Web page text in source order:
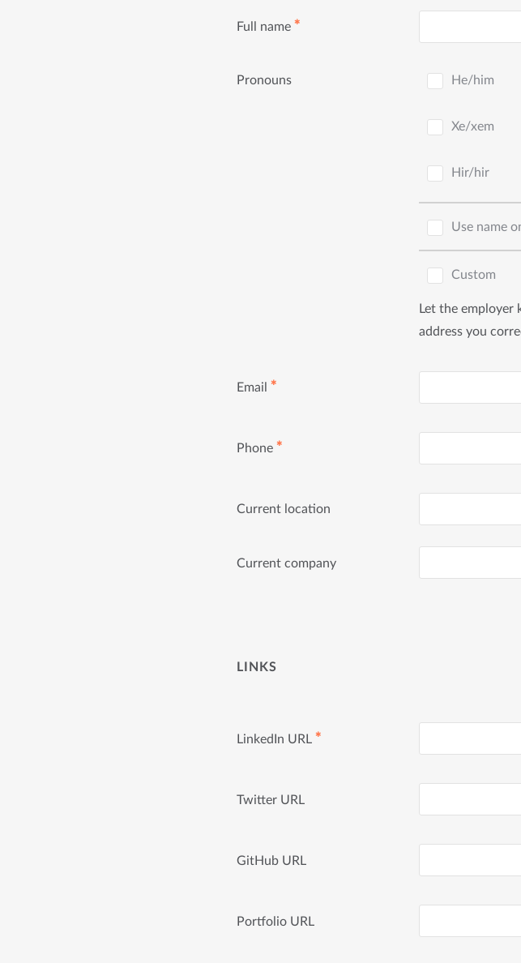
Full name ✱
Pronouns He/him
Xe/xem
Hir/hir
Use name
Custom
Let the employer
address you
Email ✱
Phone ✱
Current location
Current company
LINKS
LinkedIn URL ✱
Twitter URL
GitHub URL
Portfolio URL